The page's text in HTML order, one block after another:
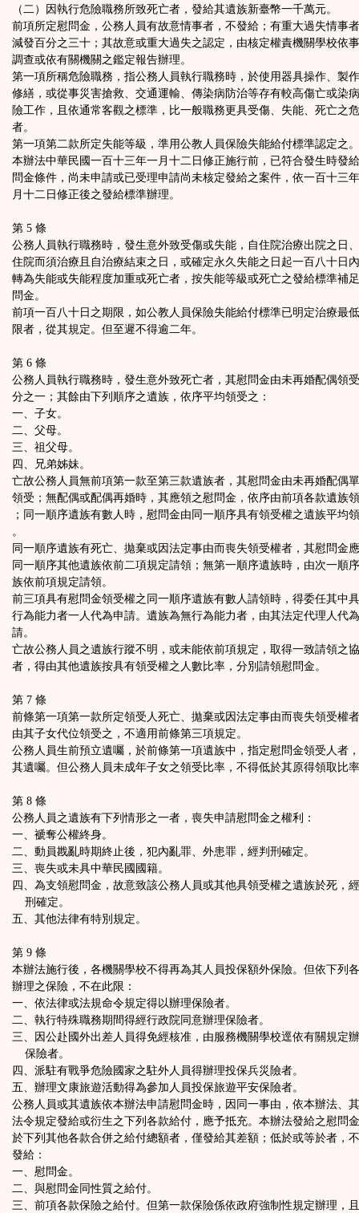
（二）因執行危險職務所致死亡者，發給其遺族新臺幣一千萬元。
前項所定慰問金，公務人員有故意情事者，不發給；有重大過失情事
減發百分之三十；其故意或重大過失之認定，由核定權責機關學校依
調查或依有關機關之鑑定報告辦理。
第一項所稱危險職務，指公務人員執行職務時，於使用器具操作、製
修繕，或從事災害搶救、交通運輸、傳染病防治等存有較高傷亡或染
險工作，且依通常客觀之標準，比一般職務更具受傷、失能、死亡之
者。
第一項第二款所定失能等級，準用公教人員保險失能給付標準認定之。
本辦法中華民國一百十三年一月十二日修正施行前，已符合發生時發
問金條件，尚未申請或已受理申請尚未核定發給之案件，依一百十三
月十二日修正後之發給標準辦理。
第 5 條
公務人員執行職務時，發生意外致受傷或失能，自住院治療出院之日
住院而須治療且自治療結束之日，或確定永久失能之日起一百八十日
轉為失能或失能程度加重或死亡者，按失能等級或死亡之發給標準補
問金。
前項一百八十日之期限，如公教人員保險失能給付標準已明定治療最
限者，從其規定。但至遲不得逾二年。
第 6 條
公務人員執行職務時，發生意外致死亡者，其慰問金由未再婚配偶領
分之一；其餘由下列順序之遺族，依序平均領受之：
一、子女。
二、父母。
三、祖父母。
四、兄弟姊妹。
亡故公務人員無前項第一款至第三款遺族者，其慰問金由未再婚配偶
領受；無配偶或配偶再婚時，其應領之慰問金，依序由前項各款遺族
；同一順序遺族有數人時，慰問金由同一順序具有領受權之遺族平均
。
同一順序遺族有死亡、拋棄或因法定事由而喪失領受權者，其慰問金
同一順序其他遺族依前二項規定請領；無第一順序遺族時，由次一順
族依前項規定請領。
前三項具有慰問金領受權之同一順序遺族有數人請領時，得委任其中
行為能力者一人代為申請。遺族為無行為能力者，由其法定代理人代
請。
亡故公務人員之遺族行蹤不明，或未能依前項規定，取得一致請領之
者，得由其他遺族按具有領受權之人數比率，分別請領慰問金。
第 7 條
前條第一項第一款所定領受人死亡、拋棄或因法定事由而喪失領受權
由其子女代位領受之，不適用前條第三項規定。
公務人員生前預立遺囑，於前條第一項遺族中，指定慰問金領受人者
其遺囑。但公務人員未成年子女之領受比率，不得低於其原得領取比
第 8 條
公務人員之遺族有下列情形之一者，喪失申請慰問金之權利：
一、褫奪公權終身。
二、動員戡亂時期終止後，犯內亂罪、外患罪，經判刑確定。
三、喪失或未具中華民國國籍。
四、為支領慰問金，故意致該公務人員或其他具領受權之遺族於死，
刑確定。
五、其他法律有特別規定。
第 9 條
本辦法施行後，各機關學校不得再為其人員投保額外保險。但依下列
辦理之保險，不在此限：
一、依法律或法規命令規定得以辦理保險者。
二、執行特殊職務期間得經行政院同意辦理保險者。
三、因公赴國外出差人員得免經核准，由服務機關學校逕依有關規定
保險者。
四、派駐有戰爭危險國家之駐外人員得辦理投保兵災險者。
五、辦理文康旅遊活動得為參加人員投保旅遊平安保險者。
公務人員或其遺族依本辦法申請慰問金時，因同一事由，依本辦法、
法令規定發給或衍生之下列各款給付，應予抵充。本辦法發給之慰問
於下列其他各款合併之給付總額者，僅發給其差額；低於或等於者，
發給：
一、慰問金。
二、與慰問金同性質之給付。
三、前項各款保險之給付。但第一款保險係依政府強制性規定辦理，